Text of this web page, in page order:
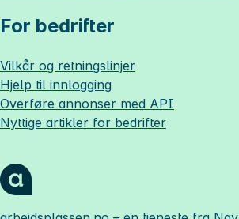
For bedrifter
Vilkår og retningslinjer
Hjelp til innlogging
Overføre annonser med API
Nyttige artikler for bedrifter